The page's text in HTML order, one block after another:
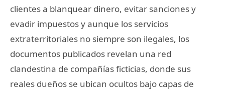
clientes a blanquear dinero, evitar sanciones y
evadir impuestos y aunque los servicios
extraterritoriales no siempre son ilegales, los
documentos publicados revelan una red
clandestina de compañías ficticias, donde sus
reales dueños se ubican ocultos bajo capas de